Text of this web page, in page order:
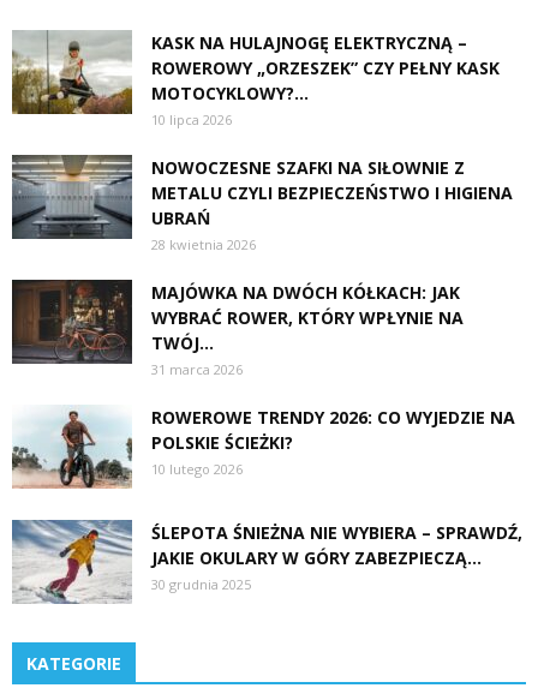
KASK NA HULAJNOGĘ ELEKTRYCZNĄ –
ROWEROWY „ORZESZEK” CZY PEŁNY KASK
MOTOCYKLOWY?...
10 lipca 2026
NOWOCZESNE SZAFKI NA SIŁOWNIE Z
METALU CZYLI BEZPIECZEŃSTWO I HIGIENA
UBRAŃ
28 kwietnia 2026
MAJÓWKA NA DWÓCH KÓŁKACH: JAK
WYBRAĆ ROWER, KTÓRY WPŁYNIE NA
TWÓJ...
31 marca 2026
ROWEROWE TRENDY 2026: CO WYJEDZIE NA
POLSKIE ŚCIEŻKI?
10 lutego 2026
ŚLEPOTA ŚNIEŻNA NIE WYBIERA – SPRAWDŹ,
JAKIE OKULARY W GÓRY ZABEZPIECZĄ...
30 grudnia 2025
KATEGORIE